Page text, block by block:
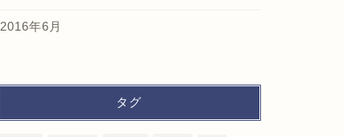
2016年6月
タグ